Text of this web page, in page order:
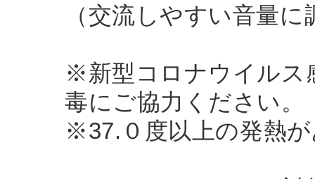
（交流しやすい音量
※新型コロナウイルス
毒にご協力ください。
※37.０度以上の発熱